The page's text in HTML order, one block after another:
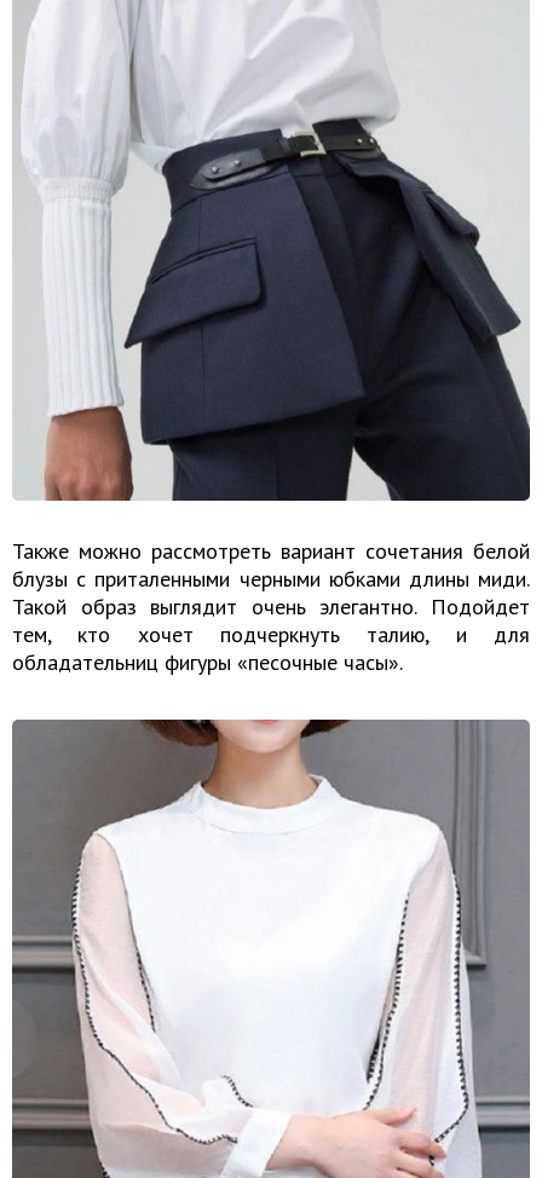
Также можно рассмотреть вариант сочетания белой
блузы с приталенными черными юбками длины миди.
Такой образ выглядит очень элегантно. Подойдет
тем, кто хочет подчеркнуть талию, и для
обладательниц фигуры «песочные часы».